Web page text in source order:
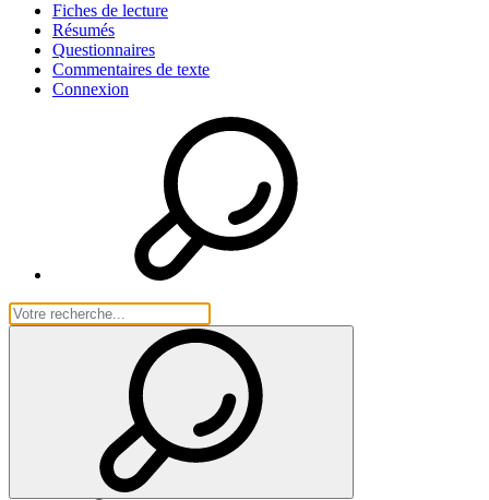
Fiches de lecture
Résumés
Questionnaires
Commentaires de texte
Connexion